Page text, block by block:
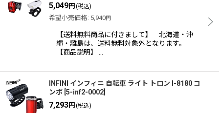
並び順:
絞り込む
5,049円 (税込)
希望小売価格: 5,940円
【送料無料商品に付きまして】 北海道・沖
縄・離島は、送料無料対象外となります。
【商品説明】 …
INFINI インフィニ 自転車 ライト トロン I-8180 コ
ンボ 5-inf2-0002
7,293円 (税込)